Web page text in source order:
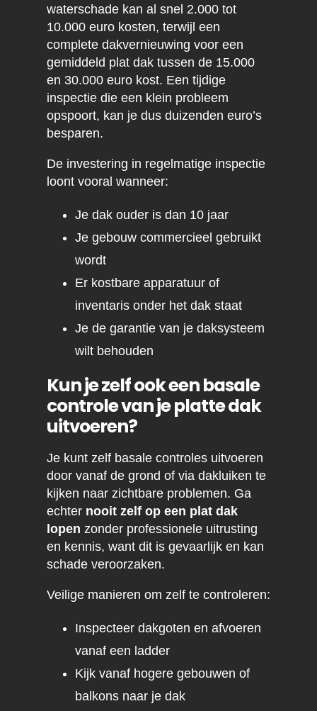
waterschade kan al snel 2.000 tot
10.000 euro kosten, terwijl een
complete dakvernieuwing voor een
gemiddeld plat dak tussen de 15.000
en 30.000 euro kost. Een tijdige
inspectie die een klein probleem
opspoort, kan je dus duizenden euro’s
besparen.
De investering in regelmatige inspectie
loont vooral wanneer:
Je dak ouder is dan 10 jaar
Je gebouw commercieel gebruikt
wordt
Er kostbare apparatuur of
inventaris onder het dak staat
Je de garantie van je daksysteem
wilt behouden
Kun je zelf ook een basale
controle van je platte dak
uitvoeren?
Je kunt zelf basale controles uitvoeren
door vanaf de grond of via dakluiken te
kijken naar zichtbare problemen. Ga
echter nooit zelf op een plat dak
lopen zonder professionele uitrusting
en kennis, want dit is gevaarlijk en kan
schade veroorzaken.
Veilige manieren om zelf te controleren:
Inspecteer dakgoten en afvoeren
vanaf een ladder
Kijk vanaf hogere gebouwen of
balkons naar je dak